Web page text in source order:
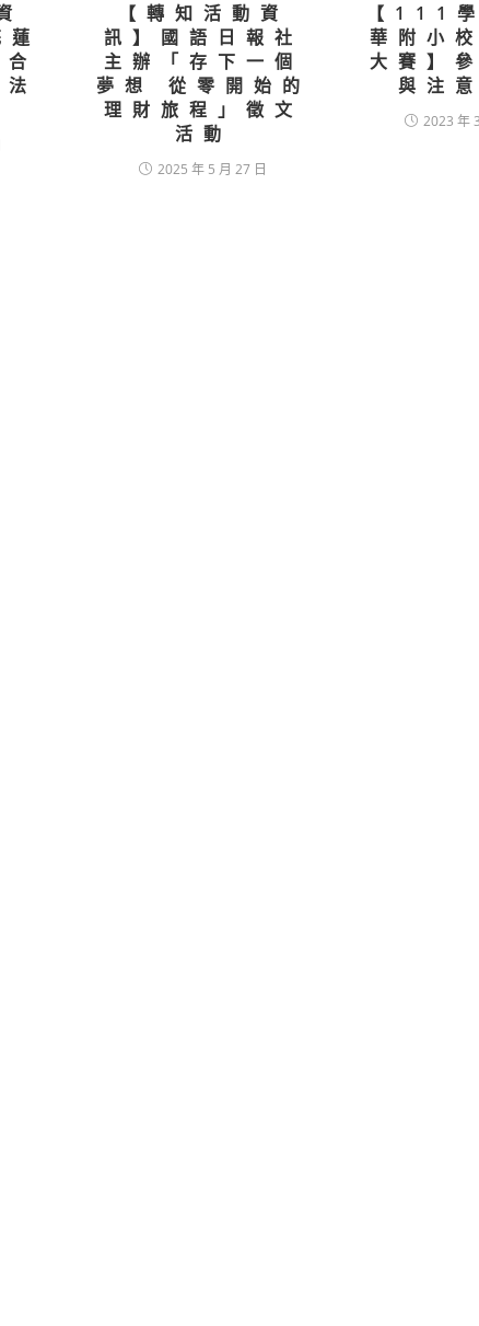
【轉知活動資
訊】國語日報社
主辦「存下一個
夢想 從零開始的
理財旅程」徵文
活動
2025 年 5 月 27 日
【111
華附小
大賽】
與注
2023 年